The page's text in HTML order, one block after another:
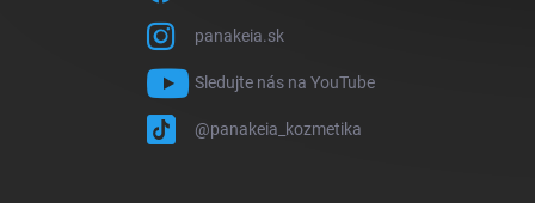
panakeia.sk
Sledujte nás na YouTube
@panakeia_kozmetika